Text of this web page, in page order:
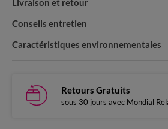
Livraison et retour
Conseils entretien
Caractéristiques environnementales
Retours Gratuits
sous 30 jours avec Mondial